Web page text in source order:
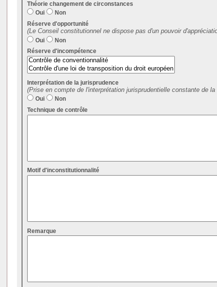
Théorie changement de circonstances
Oui
Non
Réserve d'opportunité
(Le Conseil constitutionnel ne dispose pas d'un pouvoir
Oui
Non
Réserve d'incompétence
Interprétation de la jurisprudence
(Prise en compte de l'interprétation jurisprudentielle constante de la
Oui
Non
Technique de contrôle
Motif d'inconstitutionnalité
Remarque